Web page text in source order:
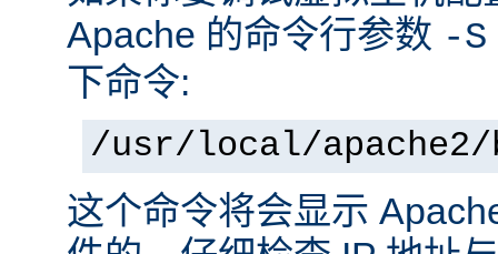
Apache 的命令行参数 -S
下命令:
/usr/local/
这个命令将会显示